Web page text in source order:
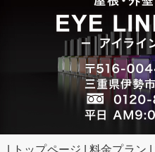
トップページ |料金プラン